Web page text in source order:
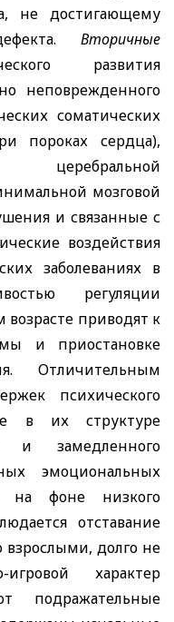
не достигающему
Вторичные
развития
неповрежденного
соматических
пороках сердца),
мозговой
и связанные с
воздействия
заболеваниях в
регуляции
возрасте приводят к
и приостановке
Отличительным
психического
в их структуре
и замедленного
эмоциональных
на фоне низкого
отставание
долго не
игровой характер
подражательные